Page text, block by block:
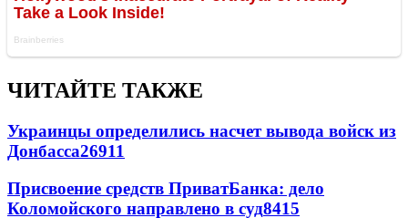
ЧИТАЙТЕ ТАКЖЕ
Украинцы определились насчет вывода войск из
Донбасса26911
Присвоение средств ПриватБанка: дело
Коломойского направлено в суд8415